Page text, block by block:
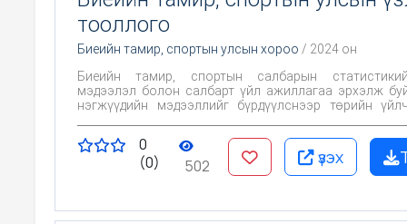
тооллого
Биеийн тамир, спортын улсын хороо / 2024 он
Биеийн тамир, спортын салбарын
мэдээлэл болон салбарт үйл ажиллагаа эрхэлж буй аж ахуй
нэгжүүдийн мэдээллийг бүрдүүлснээр төрийн
нөхцөлийг сайжруулах үйл ажиллагаатэй
гаргалтад шаардлагатай мэдээллийн сан
0
(0)
502 үзэх